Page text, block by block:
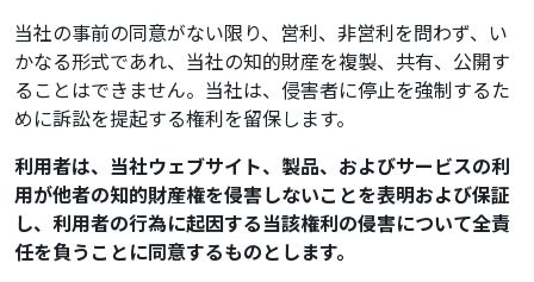
当社の事前の同意がない限り、営利、非営利を問わず、い
かなる形式であれ、当社の知的財産を複製、共有、公開す
ることはできません。当社は、侵害者に停止を強制するた
めに訴訟を提起する権利を留保します。
利用者は、当社ウェブサイト、製品、およびサービスの利
用が他者の知的財産権を侵害しないことを表明および保証
し、利用者の行為に起因する当該権利の侵害について全責
任を負うことに同意するものとします。